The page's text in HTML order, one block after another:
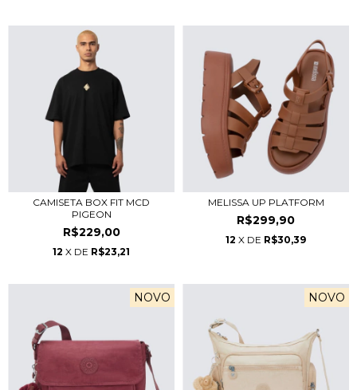
CAMISETA BOX FIT MCD
PIGEON
R$229,00
12 X DE R$23,21
MELISSA UP PLATFORM
R$299,90
12 X DE R$30,39
NOVO NOVO